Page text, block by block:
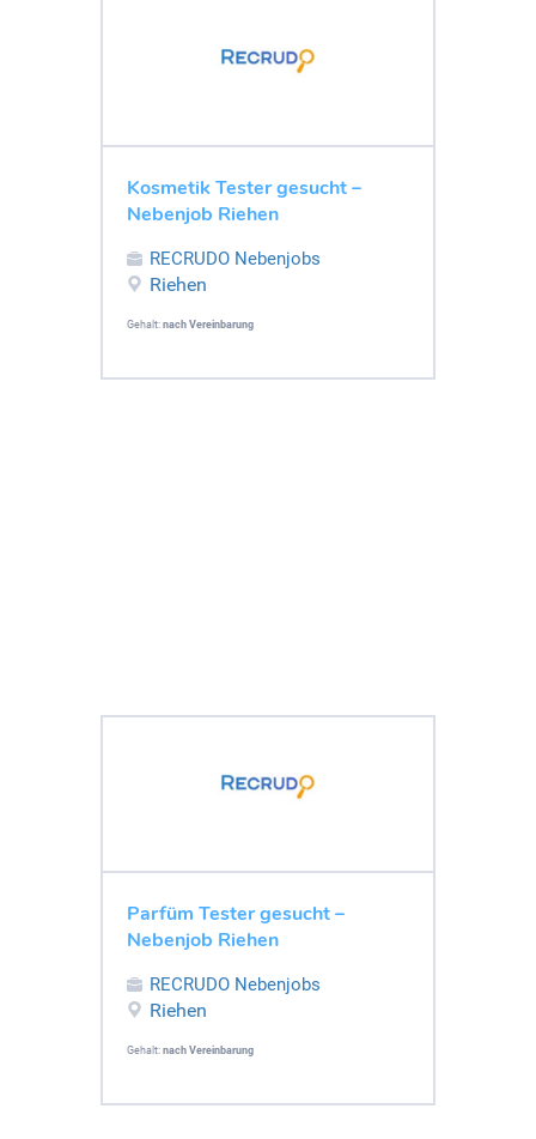
Kosmetik Tester gesucht –
Nebenjob Riehen
RECRUDO Nebenjobs
Riehen
Gehalt: nach Vereinbarung
Parfüm Tester gesucht –
Nebenjob Riehen
RECRUDO Nebenjobs
Riehen
Gehalt: nach Vereinbarung